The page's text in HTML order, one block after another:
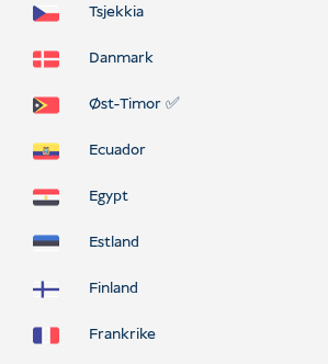
Tsjekkia
Danmark
Øst-Timor ✅
Ecuador
Egypt
Estland
Finland
Frankrike